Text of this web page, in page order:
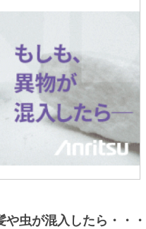
虫が混入したら・・・